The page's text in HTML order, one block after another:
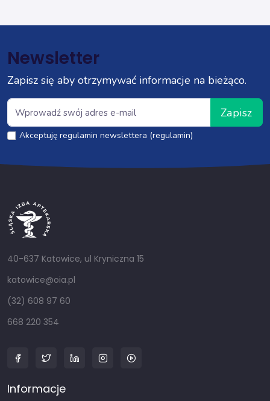
Newsletter
Zapisz się aby otrzymywać informacje na bieżąco.
Zapisz
Akceptuję regulamin newslettera (regulamin)
40-637 Katowice, ul Kryniczna 15
katowice@oia.pl
(32) 608 97 60
668 220 354
Informacje